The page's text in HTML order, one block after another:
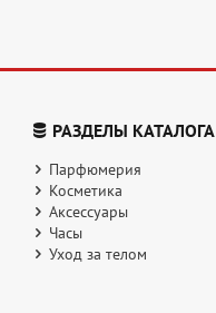
РАЗДЕЛЫ КАТАЛОГА
Парфюмерия
Косметика
Аксессуары
Часы
Уход за телом